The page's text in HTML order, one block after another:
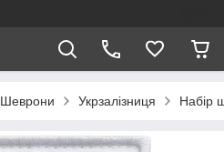
Шеврони Укрзалізниця Набір